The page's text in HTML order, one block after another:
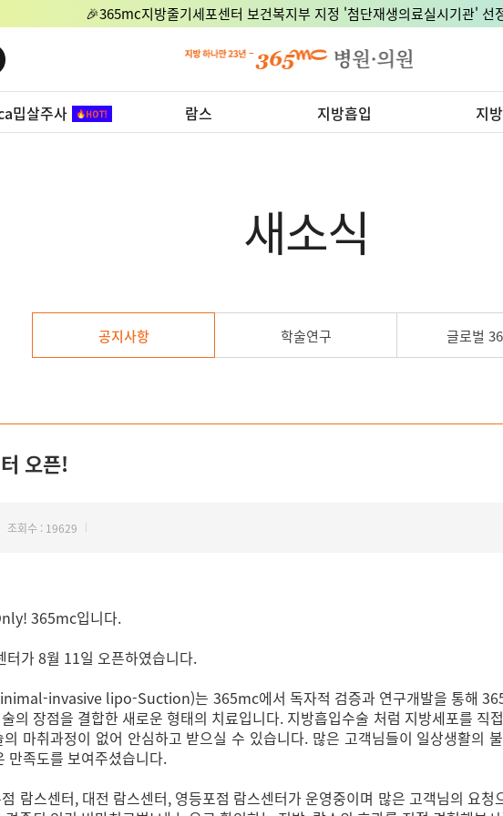
🎉365mc지방줄기세포센터 보건복지부 지정 '첨단재생의료실시기관' 선
밉살주사 람스 지방흡입 지
새소식
공지사항 학술연구 글로벌
오픈!
조회수 : 19629
365mc입니다.
가 8월 11일 오픈하였습니다.
invasive lipo-Suction)는 365mc에서 독자적 검증과 연구개발을 통해
의 장점을 결합한 새로운 형태의 치료입니다. 지방흡입수술 처럼 지방세포를 직
마취과정이 없어 안심하고 받으실 수 있습니다. 많은 고객님들이 일상생활의
만족도를 보여주셨습니다.
람스센터, 대전 람스센터, 영등포점 람스센터가 운영중이며 많은 고객님의 요